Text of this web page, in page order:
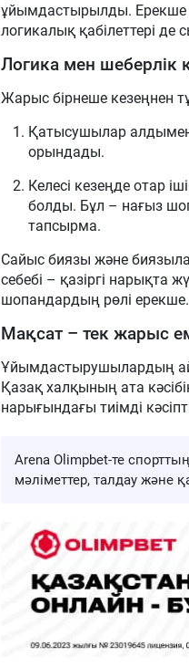
ұйымдастырылды. Ерекше
логикалық қабілеттері де
Логика мен шеберлік
Жарыс бірнеше кезеңнен
Қатысушылар алдымен
орындады.
Келесі кезеңде отар
болды. Бұл – нағыз
тапсырма.
Сайыс биязы және
себебі – қазіргі нарықта
шопандардың рөлі ерекше.
Мақсат – тек жарыс
Ұйымдастырушылардың
Қазақ халқының ата
нарығындағы тиімді
Arena Olimpbet-те
мәліметтер, талдау және